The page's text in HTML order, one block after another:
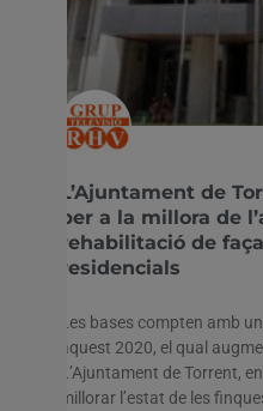
L’Ajuntament de
per a la millora de
rehabilitació de
residencials
Les bases compten amb
aquest 2020, el qual
L’Ajuntament de Torrent,
millorar l’estat de les